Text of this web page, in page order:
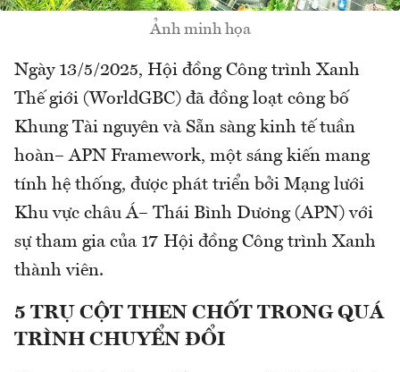
Ảnh minh họa
Ngày 13/5/2025, Hội đồng Công trình Xanh
Thế giới (WorldGBC) đã đồng loạt công bố
Khung Tài nguyên và Sẵn sàng kinh tế tuần
hoàn– APN Framework, một sáng kiến mang
tính hệ thống, được phát triển bởi Mạng lưới
Khu vực châu Á– Thái Bình Dương (APN) với
sự tham gia của 17 Hội đồng Công trình Xanh
thành viên.
5 TRỤ CỘT THEN CHỐT TRONG QUÁ
TRÌNH CHUYỂN ĐỔI